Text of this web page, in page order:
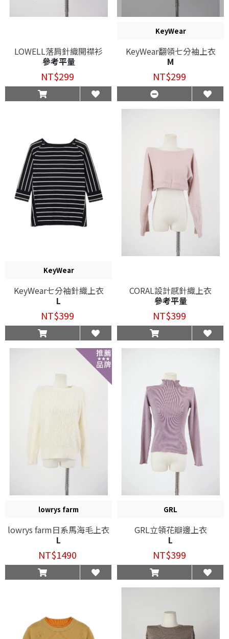
LOWELL落肩針織開襟衫
參考平量
NT$299
KeyWear
KeyWear翻領七分袖上衣
M
NT$299
KeyWear
KeyWear七分袖針織上衣
L
NT$399
CORAL設計感針織上衣
參考平量
NT$399
lowrys farm
lowrys farm日系馬海毛上衣
L
NT$1490
GRL
GRL立領花瓣邊上衣
L
NT$399